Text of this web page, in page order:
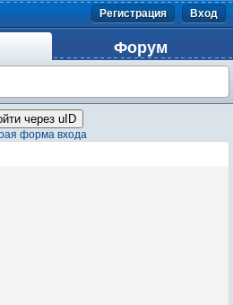
Регистрация Вход
Форум
через uID
форма входа